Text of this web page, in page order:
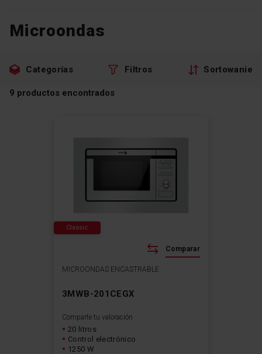
Microondas
den
Categorías Filtros Sortowanie
9 productos encontrados
MICROONDAS ENCASTRABLE
3MWB-201CEGX
Comparte tu valoración
20 litros
Control electrónico
1250 W
Comparar
Classic
den